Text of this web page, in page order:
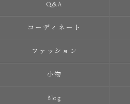
Q&A
コーディネート
ファッション
小物
Blog